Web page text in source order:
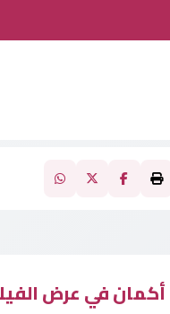
في عرض